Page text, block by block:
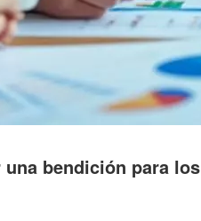
bendición para los